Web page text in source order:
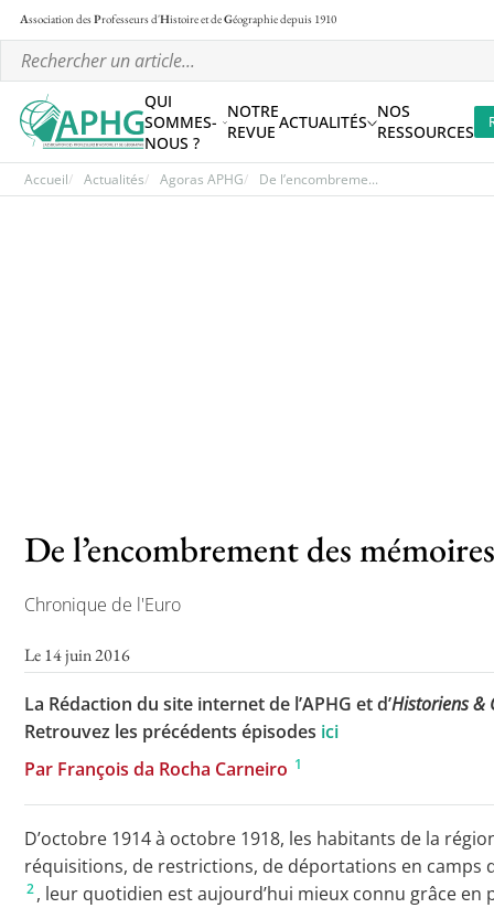
Association desProfesseurs d'Histoire et deGéographiedepuis 1910
QUI
SOMMES-
NOUS ?
NOTRE
REVUE ACTUALITÉS NOS
RESSOURCES
Accueil Actualités Agoras APHG De l’encombreme...
De l’encombrement des
Chronique de l'Euro
Le 14 juin 2016
La Rédaction du site internet de l’APHG et d’Historiens &
Retrouvez les précédents épisodes ici
Par François da Rocha Carneiro 1
D’octobre 1914 à octobre 1918, les habitants de la
réquisitions, de restrictions, de déportations en camps
2 , leur quotidien est aujourd’hui mieux connu grâce